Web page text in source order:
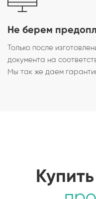
Не берем
Только после
документа на
Мы так же даем